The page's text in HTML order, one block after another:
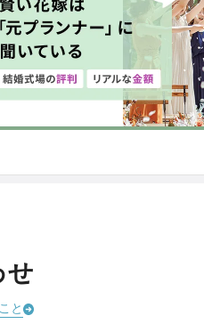
せ
と